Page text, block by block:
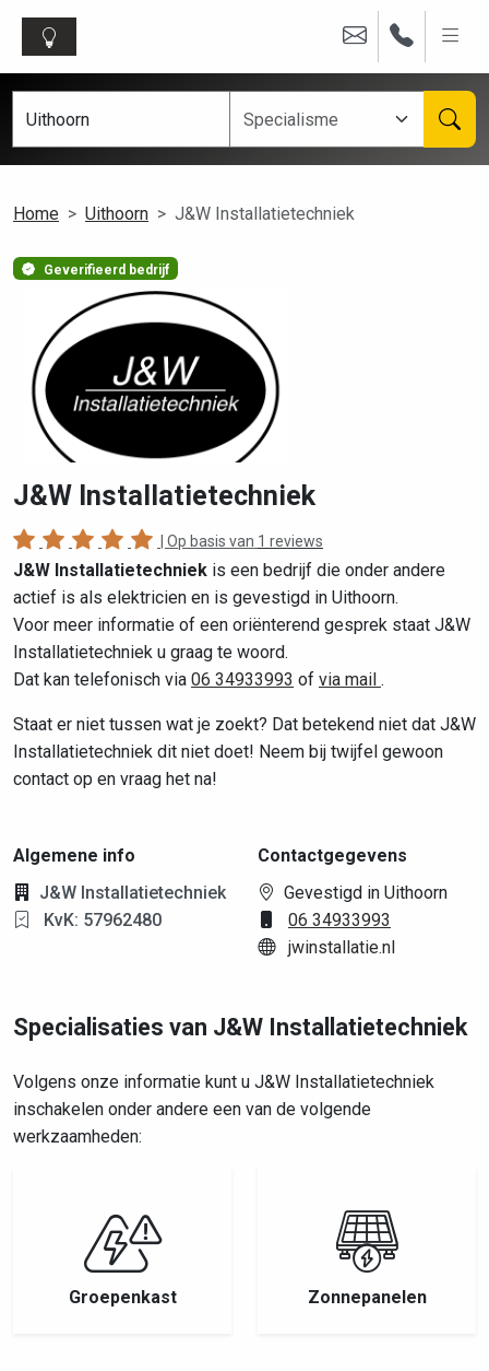
Home Uithoorn J&W Installatietechniek
Geverifieerd bedrijf
J&W Installatietechniek
| Op basis van 1 reviews
J&W Installatietechniek is een bedrijf die onder andere
actief is als elektricien en is gevestigd in Uithoorn.
Voor meer informatie of een oriënterend gesprek staat J&W
Installatietechniek u graag te woord.
Dat kan telefonisch via 06 34933993 of via mail .
Staat er niet tussen wat je zoekt? Dat betekend niet dat J&W
Installatietechniek dit niet doet! Neem bij twijfel gewoon
contact op en vraag het na!
Algemene info
J&W Installatietechniek
KvK: 57962480
Contactgegevens
Gevestigd in Uithoorn
06 34933993
jwinstallatie.nl
Specialisaties van J&W Installatietechniek
Volgens onze informatie kunt u J&W Installatietechniek
inschakelen onder andere een van de volgende
werkzaamheden:
Groepenkast Zonnepanelen